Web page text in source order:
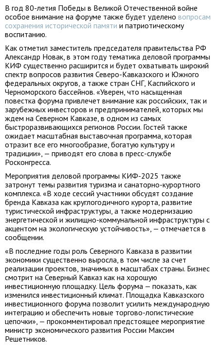
В год 80-летия Победы в Великой Отечественной войне
особое внимание на форуме также будет уделено вопросам
сохранения исторической памяти и патриотическому
воспитанию.
Как отметил заместитель председателя правительства РФ
Александр Новак, в этом году тематика деловой программы
КИФ существенно расширится и будет охватывать широкий
спектр вопросов развития Северо-Кавказского и Южного
федеральных округов, а также стран СНГ, Каспийского и
Черноморского бассейнов. «Уверен, что насыщенная
повестка форума привлечет внимание как российских, так и
зарубежных инвесторов и предпринимателей, которых мы
ждем на Северном Кавказе, в одном из самых
быстроразвивающихся регионов России. Гостей также
ожидает масштабная выставочная программа, которая
отразит все его многообразие, богатую культуру и
традиции», — приводят его слова в пресс-службе
Росконгресса.
Мероприятия деловой программы КИФ-2025 также
затронут темы развития туризма и санаторно-курортного
комплекса. «В ходе сессий участники обсудят создание
бренда Кавказа как круглогодичного курорта, развитие
туристической инфраструктуры, а также модернизацию
энергетической и жилищно-коммунальной инфраструктуры с
акцентом на экологическую устойчивость», — отмечается в
сообщении.
«В последние годы роль Северного Кавказа в развитии
экономики существенно выросла, в том числе за счет
реализации проектов, значимых в масштабах страны. Бизнес
смотрит на Северный Кавказ как на хорошую
инвестиционную площадку. Цель форума — показать, как
изменился инвестиционный климат. Площадка Кавказского
инвестиционного форума позволит усилить международную
интеграцию и обеспечить новые торгово-логистические
цепочки», — прокомментировал предстоящее мероприятие
министр экономического развития России Максим
Решетников.